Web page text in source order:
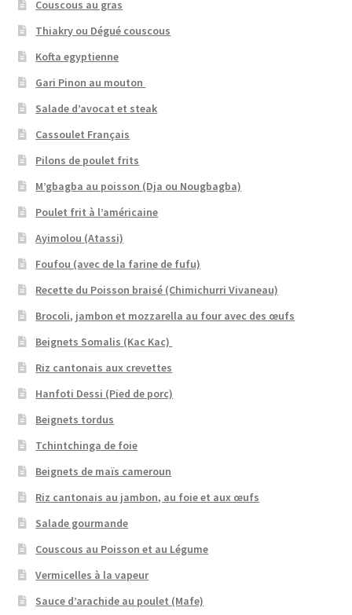
Couscous au gras
Thiakry ou Dégué couscous
Kofta egyptienne
Gari Pinon au mouton
Salade d’avocat et steak
Cassoulet Français
Pilons de poulet frits
M’gbagba au poisson (Dja ou Nougbagba)
Poulet frit à l’américaine
Ayimolou (Atassi)
Foufou (avec de la farine de fufu)
Recette du Poisson braisé (Chimichurri Vivaneau)
Brocoli, jambon et mozzarella au four avec des œufs
Beignets Somalis (Kac Kac)
Riz cantonais aux crevettes
Hanfoti Dessi (Pied de porc)
Beignets tordus
Tchintchinga de foie
Beignets de maïs cameroun
Riz cantonais au jambon, au foie et aux œufs
Salade gourmande
Couscous au Poisson et au Légume
Vermicelles à la vapeur
Sauce d’arachide au poulet (Mafe)